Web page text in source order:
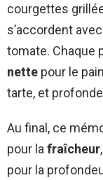
courgettes
s’accordent
tomate. Chaque
nette pour le
tarte, et
Au final, ce
pour la fraîcheur
pour la